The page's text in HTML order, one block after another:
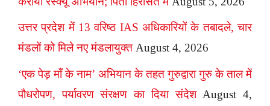
उत्तर प्रदेश में 13 वरिष्ठ IAS अधिकारियों के तबादले, चार
मंडलों को मिले नए मंडलायुक्त August 4, 2026
‘एक पेड़ माँ के नाम’ अभियान के तहत गुरुद्वारा गुरु के ताल में
पौधरोपण, पर्यावरण संरक्षण का दिया संदेश August 4,